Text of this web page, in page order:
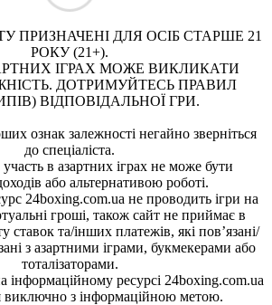
ПРИЗНАЧЕНІ ДЛЯ ОСІБ СТАРШЕ 21
РОКУ (21+).
ІГРАХ МОЖЕ ВИКЛИКАТИ
ДОТРИМУЙТЕСЬ ПРАВИЛ
ВІДПОВІДАЛЬНОЇ ГРИ.
ознак залежності негайно зверніться
до спеціаліста.
в азартних іграх не може бути
або альтернативою роботі.
24boxing.com.ua не проводить ігри на
гроші, також сайт не приймає в
ставок та/інших платежів, які пов’язані/
з азартними іграми, букмекерами або
тоталізаторами.
інформаційному ресурсі 24boxing.com.ua
виключно з інформаційною метою.